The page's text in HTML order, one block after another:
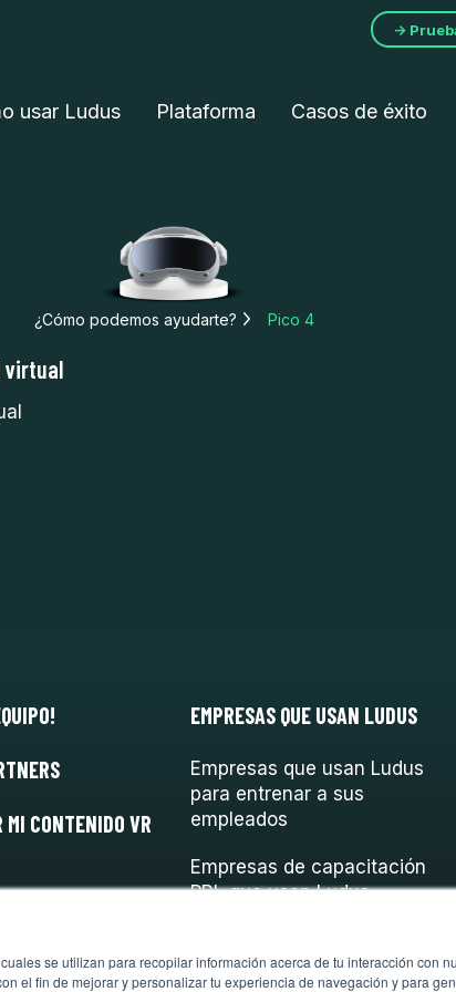
se utilizan para recopilar información acerca de tu interacción con
el fin de mejorar y personalizar tu experiencia de navegación y para
→
usar Ludus Plataforma Casos de éxito
¿Cómo podemos ayudarte? Pico 4
virtual
MI CONTENIDO VR
EMPRESAS QUE USAN LUDUS
Empresas que usan Ludus
para entrenar a sus
empleados
Empresas de capacitación
PRL que usan Ludus